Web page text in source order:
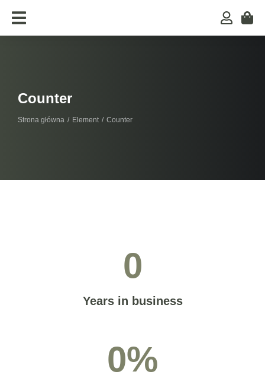
Counter
Jesteś tutaj:
Strona główna Element Counter
Years in business
0
0%